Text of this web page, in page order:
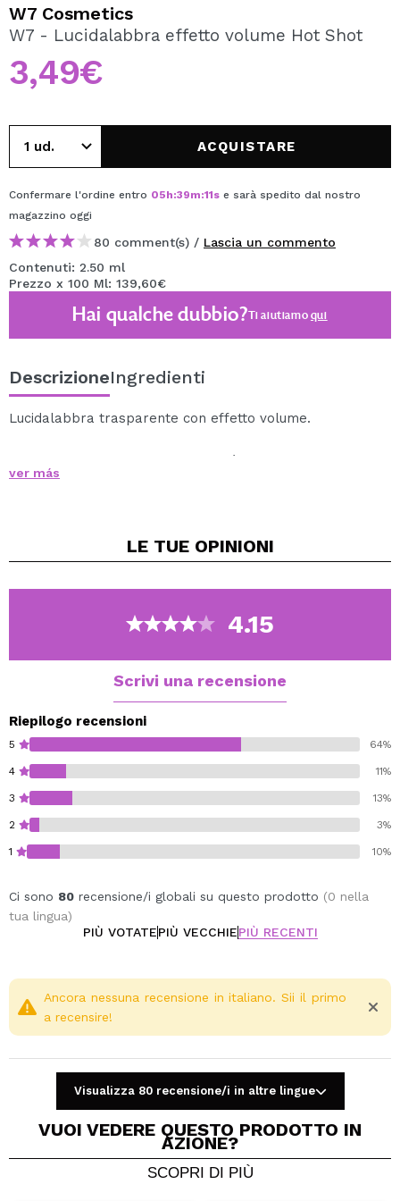
Creando un account su Maquibeauty.it potrai fare i tuoi
acquisti velocemente, controllare lo stato dei tuoi ordini e
consultare le tue operazioni precedenti.
CREARE UN ACCOUNT
W7 Cosmetics
W7 - Lucidalabbra effetto volume Hot Shot
3,49€
ACQUISTARE
Confermare l'ordine entro 05h:39m:11s e sarà spedito dal nostro
magazzino oggi
80 comment(s) / Lascia un commento
Contenuti: 2.50 ml
Prezzo x 100 Ml: 139,60€
Hai qualche dubbio?Ti aiutiamoqui
DescrizioneIngredienti
Lucidalabbra trasparente con effetto volume.
La sua formula con HotFlux® dà alle tue labbra un
grande volume!
ver más
LE TUE OPINIONI
4.15
Scrivi una recensione
Riepilogo recensioni
5 64%
4 11%
3 13%
2 3%
1 10%
Ci sono 80 recensione/i globali su questo prodotto (0 nella
tua lingua)
PIÙ VOTATEPIÙ VECCHIEPIÙ RECENTI
Condividi un video o una foto
Ancora nessuna recensione in italiano. Sii il primo
a recensire!
Visualizza 80 recensione/i in altre lingue
VUOI VEDERE QUESTO PRODOTTO IN
AZIONE?
SCOPRI DI PIÙ